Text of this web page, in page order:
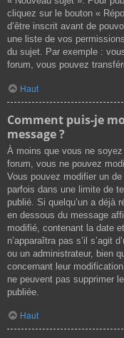
cliquez sur le bouton «
d’être inscrit avant de
une liste de vos
du sujet. Par exemple :
forum, vous pouvez
Haut
Comment puis-je
message ?
À moins que vous ne
forum, vous ne pouvez
Vous pouvez modifier un
parfois dans une limite de
publié. Si quelqu’un a déjà
en dessous du message
modifié, contenant la date
n’apparaîtra pas s’il s’agit
ou un administrateur, bien
concernant leur
ne peuvent pas supprimer
publiée.
Haut